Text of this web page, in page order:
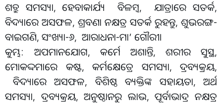
ଶତ୍ରୁ ସମସ୍ୟା, ହେବାକାର୍ଯ୍ୟ ବିଳମ୍ବ, ଯାତ୍ରାରେ ସତର୍କ,
ବିଦ୍ୟାରେ ଅସଫଳ, ଶ୍ରବଣା ନକ୍ଷତ୍ର ସତର୍କ ରୁହନ୍ତୁ, ଶୁଭରଙ୍ଗ-
ବାଇଗଣି, ସଂଖ୍ୟା-୬, ଆରାଧନା-ମା’ ଗୌରୀ।
କୁମ୍ଭ: ‌ ଅପମାନଯୋଗ, କର୍ମେ ଅଶାନ୍ତି, ଶରୀର ସୁସ୍ଥ,
ମୋକଦ୍ଦମାରେ କଷ୍ଟ, କର୍ମକ୍ଷେତ୍ରେ ସମସ୍ୟା, ଦ୍ରବ୍ୟକ୍ରୟ,
ବିଦ୍ୟାରେ ଅସଫଳ, ବିଶିଷ୍ଠ ବ୍ୟକ୍ତିଙ୍କ ସହାୟତା, ଅର୍ଥ
ସମସ୍ୟା, ଦ୍ରବ୍ୟକ୍ରୟ, ଅନୁଷ୍ଠାନରୁ ଲାଭ, ପୂର୍ବାଭାଦ୍ର ନକ୍ଷତ୍ର